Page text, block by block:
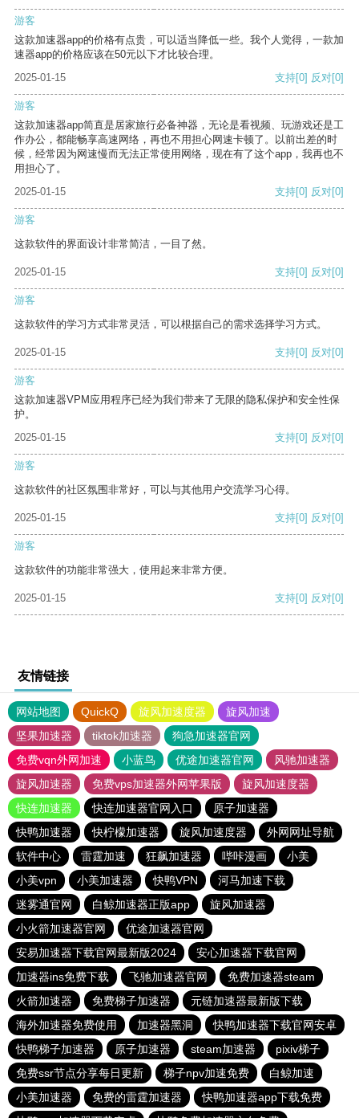
游客
这款加速器app的价格有点贵，可以适当降低一些。我个人觉得，一款加
速器app的价格应该在50元以下才比较合理。
2025-01-15
支持[0] 反对[0]
游客
这款加速器app简直是居家旅行必备神器，无论是看视频、玩游戏还是工
作办公，都能畅享高速网络，再也不用担心网速卡顿了。以前出差的时
候，经常因为网速慢而无法正常使用网络，现在有了这个app，我再也不
用担心了。
2025-01-15
支持[0] 反对[0]
游客
这款软件的界面设计非常简洁，一目了然。
2025-01-15 支持[0] 反对[0]
游客
这款软件的学习方式非常灵活，可以根据自己的需求选择学习方式。
2025-01-15 支持[0] 反对[0]
游客
这款加速器VPM应用程序已经为我们带来了无限的隐私保护和安全性保
护。
2025-01-15
支持[0] 反对[0]
游客
这款软件的社区氛围非常好，可以与其他用户交流学习心得。
2025-01-15 支持[0] 反对[0]
游客
这款软件的功能非常强大，使用起来非常方便。
2025-01-15 支持[0] 反对[0]
友情链接
网站地图 QuickQ 旋风加速度器
旋风加速
坚果加速器
tiktok加速器
狗急加速器官网
免费vqn外网加速
小蓝鸟 优途加速器官网
风驰加速器
旋风加速器
免费vps加速器外网苹果版
旋风加速度器
快连加速器
快连加速器官网入口
原子加速器
快鸭加速器
快柠檬加速器 旋风加速度器
外网网址导航
软件中心
雷霆加速 狂飙加速器 哔咔漫画
小美
小美vpn
小美加速器 快鸭VPN
河马加速下载
迷雾通官网
白鲸加速器正版app
旋风加速器
小火箭加速器官网
优途加速器官网
安易加速器下载官网最新版2024
安心加速器下载官网
加速器ins免费下载
飞驰加速器官网
免费加速器steam
火箭加速器
免费梯子加速器
元链加速器最新版下载
海外加速器免费使用
加速器黑洞
快鸭加速器下载官网安卓
快鸭梯子加速器
原子加速器 steam加速器
pixiv梯子
免费ssr节点分享每日更新
梯子npv加速免费
白鲸加速
小美加速器
免费的雷霆加速器
快鸭加速器app下载免费